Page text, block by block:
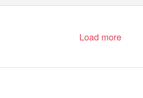
Load more